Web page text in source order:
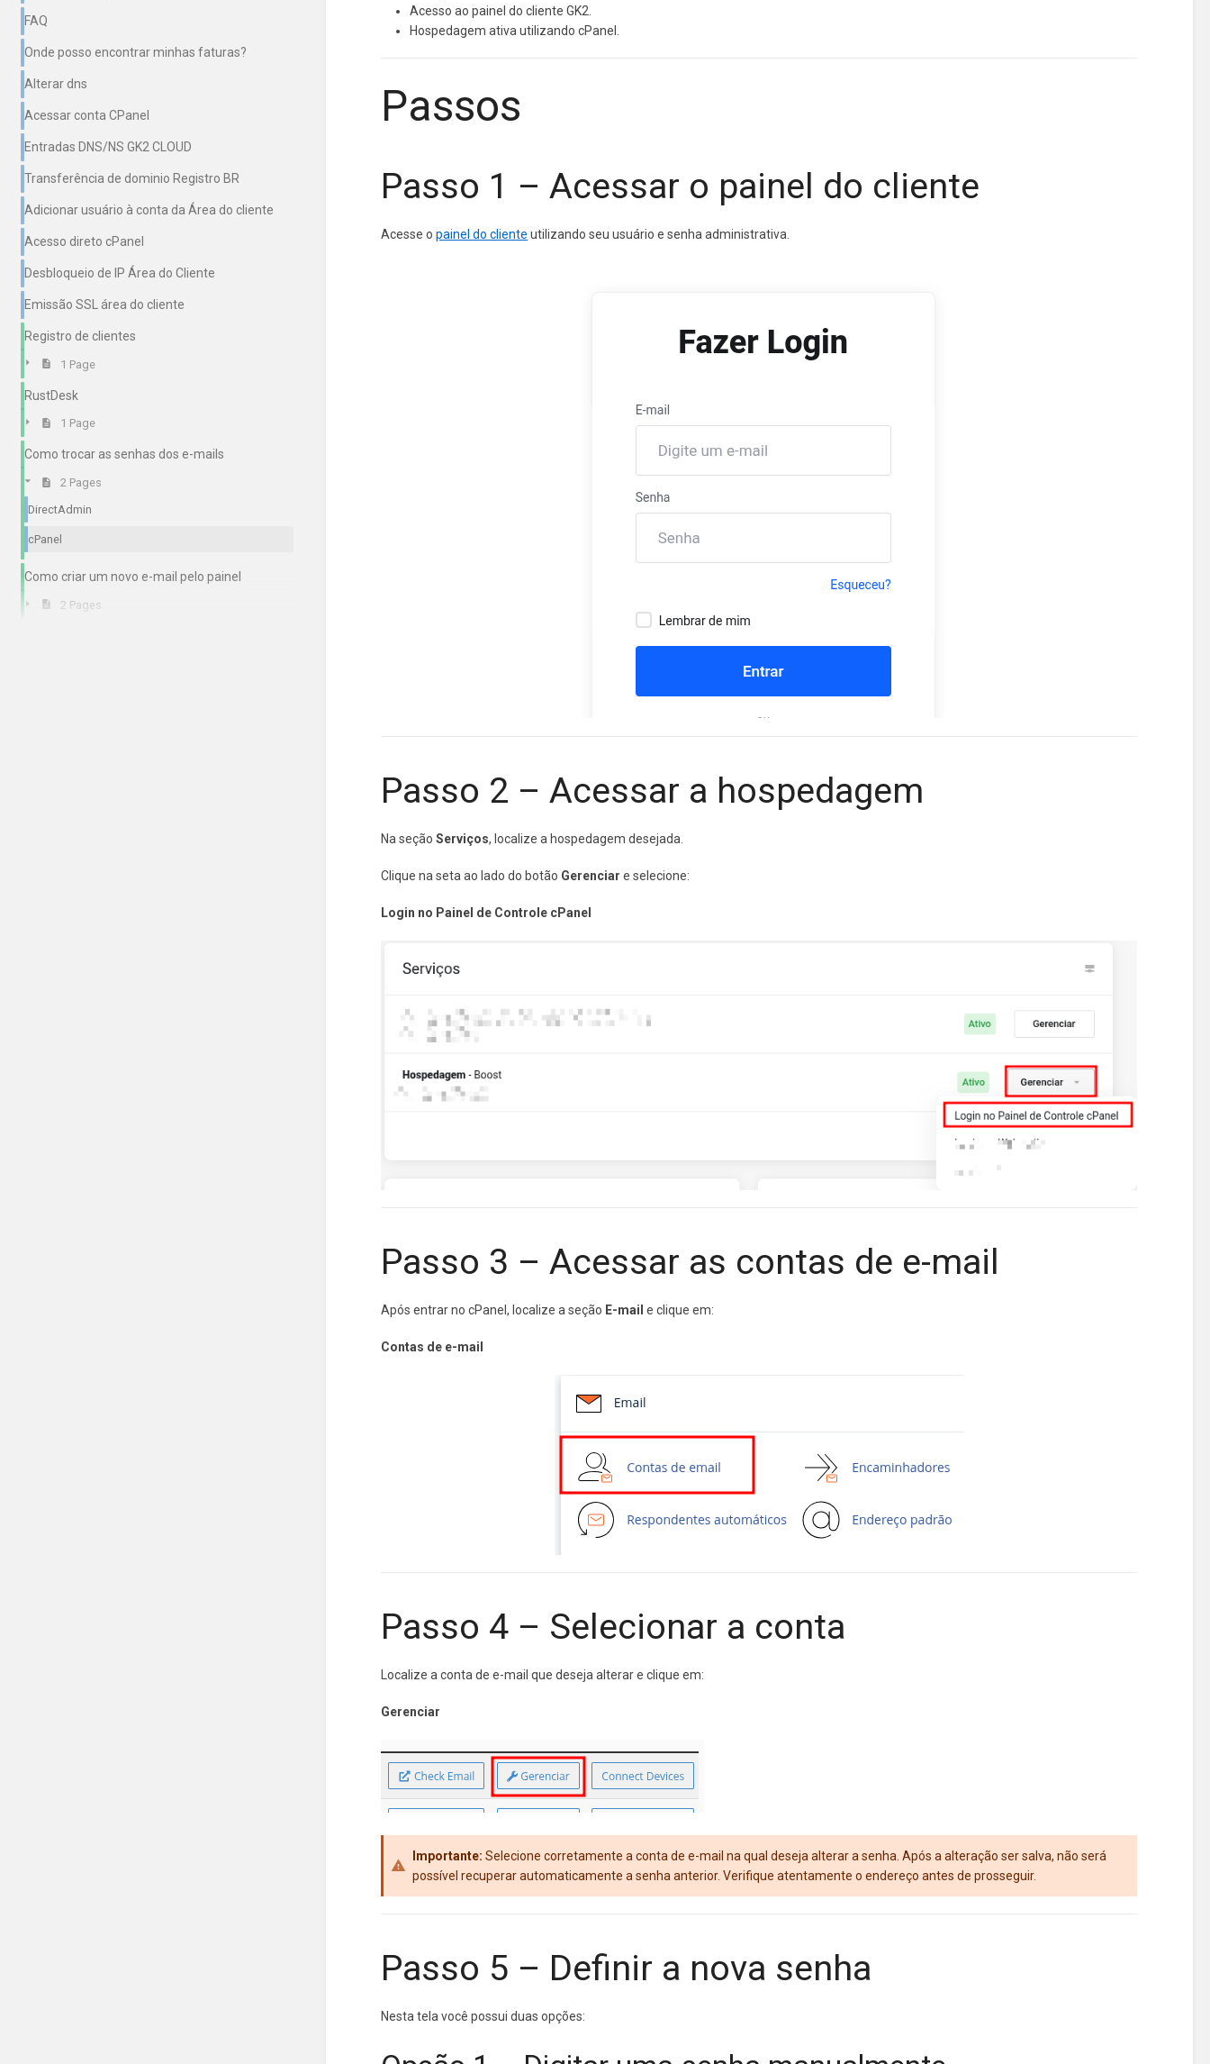
FAQ
Onde posso encontrar minhas faturas?
Alterar dns
Acessar conta CPanel
Entradas DNS/NS GK2 CLOUD
Transferência de dominio Registro BR
Adicionar usuário à conta da Área do cliente
Acesso direto cPanel
Desbloqueio de IP Área do Cliente
Emissão SSL área do cliente
Registro de clientes
1 Page
RustDesk
1 Page
Como trocar as senhas dos e-mails
2 Pages
DirectAdmin
cPanel
Como criar um novo e-mail pelo painel
2 Pages
Acesso ao painel do cliente GK2.
Hospedagem ativa utilizando cPanel.
Passos
Passo 1 – Acessar o painel do cliente
Acesse opainel do cliente utilizando seu usuário e senha administrativa.
Passo 2 – Acessar a hospedagem
Na seçãoServiços, localize a hospedagem desejada.
Clique na seta ao lado do botão Gerenciar e selecione:
Login no Painel de Controle cPanel
Passo 3 – Acessar as contas de e-mail
Após entrar no cPanel, localize a seção E-mail e clique em:
Contas de e-mail
Passo 4 – Selecionar a conta
Localize a conta de e-mail que deseja alterar e clique em:
Gerenciar
Importante: Selecione corretamente a conta de e-mail na qual deseja alterar a senha. Após a alteração ser salva, não será
possível recuperar automaticamente a senha anterior. Verifique atentamente o endereço antes de prosseguir.
Passo 5 – Definir a nova senha
Nesta tela você possui duas opções: